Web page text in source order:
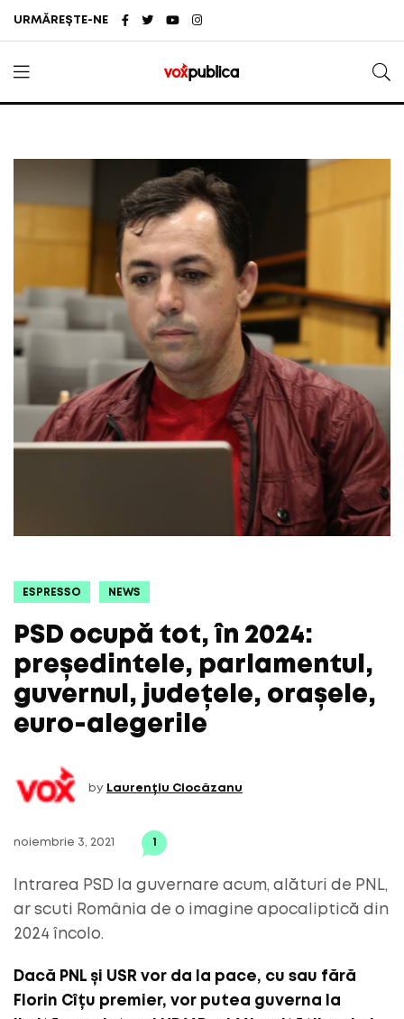
URMĂREȘTE-NE
ESPRESSO NEWS
PSD ocupă tot, în 2024:
președintele, parlamentul,
guvernul, județele, orașele,
euro-alegerile
by Laurențiu Ciocăzanu
noiembrie 3, 2021
Intrarea PSD la guvernare acum, alături de PNL,
ar scuti România de o imagine apocaliptică din
2024 încolo.
Dacă PNL și USR vor da la pace, cu sau fără
Florin Cîțu premier, vor putea guverna la